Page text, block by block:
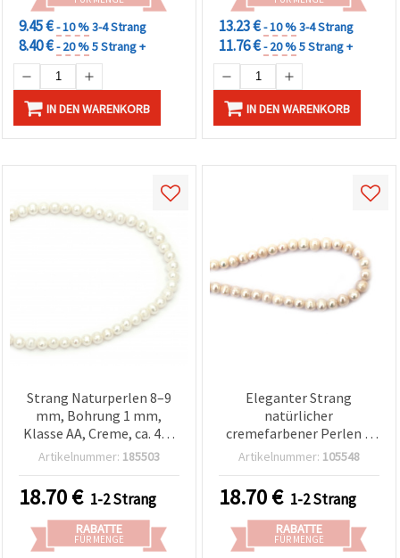
9.45 €- 10 %3-4 Strang
8.40 €- 20 %5 Strang +
IN DEN WARENKORB
13.23 €- 10 %3-4 Strang
11.76 €- 20 %5 Strang +
IN DEN WARENKORB
Strang Naturperlen 8–9
mm, Bohrung 1 mm,
Klasse AA, Creme, ca. 47–
49 Stück, Bastelperlen
(Assortiert)
Artikelnummer: 185503
18.70€ 1-2 Strang
RABATTE
FÜR MENGE
Eleganter Strang
natürlicher
cremefarbener Perlen –
Klasse A, 7~8x8~9 mm, ca.
zeitlosen & luxuriösen
Schmuck zum Basteln und
Perlenfädeln
Artikelnummer: 105548
18.70€ 1-2 Strang
RABATTE
FÜR MENGE